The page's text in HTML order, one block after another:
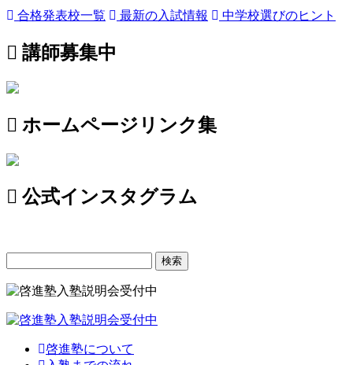
合格発表校一覧 最新の入試情報 中学校選びのヒント
講師募集中
ホームページリンク集
公式インスタグラム
啓進塾について